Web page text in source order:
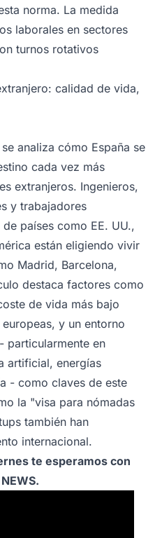
norma. La medida
laborales en sectores
turnos rotativos
calidad de vida,
analiza cómo España se
cada vez más
extranjeros. Ingenieros,
y trabajadores
países como EE. UU.,
están eligiendo vivir
Madrid, Barcelona,
destaca factores como
de vida más bajo
y un entorno
particularmente en
artificial, energías
- como claves de este
la "visa para nómadas
también han
internacional.
te esperamos con